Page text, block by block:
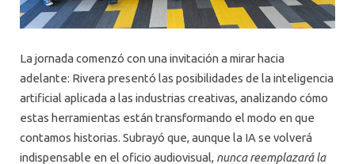
La jornada comenzó con una invitación a mirar hacia
adelante: Rivera presentó las posibilidades de la inteligencia
artificial aplicada a las industrias creativas, analizando cómo
estas herramientas están transformando el modo en que
contamos historias. Subrayó que, aunque la IA se volverá
indispensable en el oficio audiovisual, nunca reemplazará la